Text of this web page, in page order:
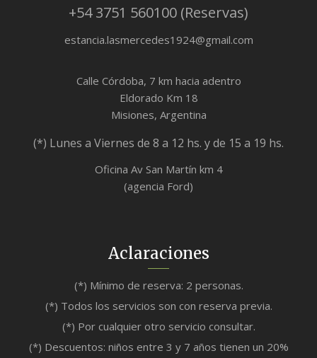
+54 3751 560100 (Reservas)
estancia.lasmercedes1924@gmail.com
Calle Córdoba, 7 km hacia adentro
Eldorado Km 18
Misiones, Argentina
(*) Lunes a Viernes de 8 a 12 hs. y de 15 a 19 hs.
Oficina Av San Martín km 4
(agencia Ford)
Aclaraciones
(*) Mínimo de reserva: 2 personas.
(*) Todos los servicios son con reserva previa.
(*) Por cualquier otro servicio consultar.
(*) Descuentos: niños entre 3 y 7 años tienen un 20%